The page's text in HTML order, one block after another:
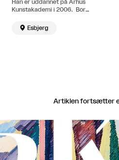
Han er uddannet på Århus
Kunstakademi i 2006. Bor
 Esbjerg
Artiklen fortsætter